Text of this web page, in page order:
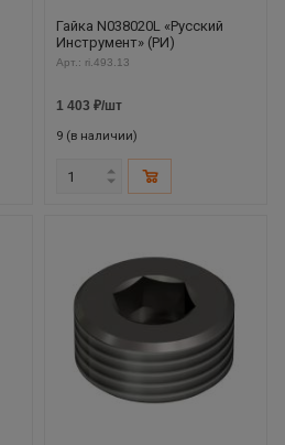
Гайка N038020L «Русский
Инструмент» (РИ)
Арт.: ri.493.13
1 403 ₽/шт
9 (в наличии)